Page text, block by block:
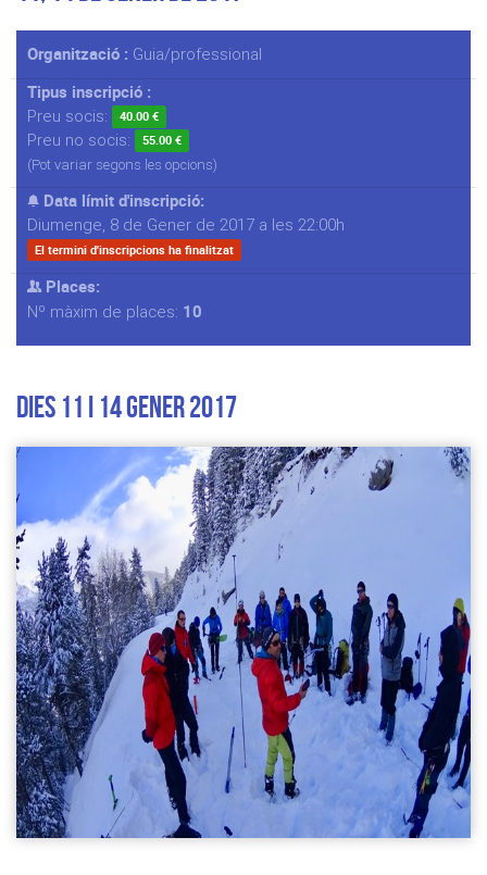
Organització : Guia/professional
Tipus inscripció :
Preu socis: 40.00 €
Preu no socis: 55.00 €
(Pot variar segons les opcions)
Data límit d'inscripció:
Diumenge, 8 de Gener de 2017 a les 22:00h
El termini d'inscripcions ha finalitzat
Places:
Nº màxim de places: 10
Dies 11 i 14 gener 2017